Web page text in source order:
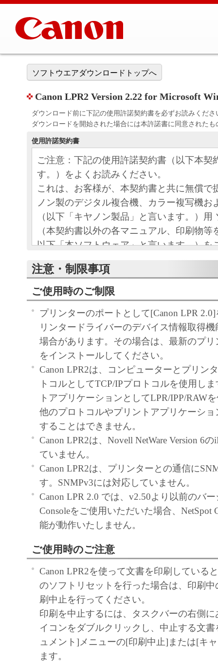
ソフトウエアダウンロードトップへ
Canon LPR2 Version 2.22 for Microsoft
ダウンロード前に下記の使用許諾契約書を必ずお読みくださ
ダウンロードを開始された場合には本許諾書に同意された
使用許諾契約書
ご注意：下記の使用許諾契約書（以下本契
す。）をよくお読みください。
これは、お客様が、本契約書と共に無償で
ノン製のデジタル複合機、カラー複写機お
（以下「キヤノン製品」と言います。）用
（本契約書以外の各マニュアル、印刷物等
以下「本ソフトウェア」と言います。）を
めの、お客様とキヤノン株 式会社（以下
す。）との間の契約書です。
お客様は、『同意』を示す行為、または「
ア」の使用のいずれかをもって、本契約書
になります。お客様が本契約書に同意でき
ソフトウェア」を使用することはできませ
許諾
キヤノンは、お客様が「キヤノン
目的のために、「キヤノン製品」
トワークを通じ接続される複数の
下「指定機器」と言います。）に
トウェア」を使用（本契約書にお
トウェア」をコンピュータの記憶
ールすること、またはコンピュー
ること、アクセスすること、もし
のいずれも含むものとします。）
的権利をお客様に対して許諾しま
た「指定機器」にネットワークを
コンピュータ上で、かかるコンピ
対して「本ソフトウェア」を使用
ますが、かかるコンピュータの使
の義務および条件を遵守させると
に関し全責任を負うことを条件と
お客様は、上記(1)に基づいて「本
使用するためのバックアップとし
ェア」を１部、複製することがで
上記(1)および(2)に定める場合を除
注意・制限事項
ご使用時のご制限
プリンターのポートとして[Canon LPR
リンタードライバーのデバイス情報取得
場合があります。その場合は、最新のプ
をインストールしてください。
Canon LPR2は、コンピューターとプリン
トコルとしてTCP/IPプロトコルを使用し
トアプリケーションとしてLPR/IPP/RAW
他のプロトコルやプリントアプリケーシ
することはできません。
Canon LPR2は、Novell NetWare Version 6
ていません。
Canon LPR2は、プリンターとの通信に
す。SNMPv3には対応していません。
Canon LPR 2.0 では、v2.50より以前のバ
Consoleをご使用いただいた場合、NetSpot
能が動作いたしません。
ご使用時のご注意
Canon LPR2を使って文書を印刷している
のソフトリセットを行った場合は、印刷
刷中止を行ってください。
印刷を中止するには、タスクバーの右側
イコンをダブルクリックし、中止する文
ュメント]メニューの[印刷中止]または[キ
ます。